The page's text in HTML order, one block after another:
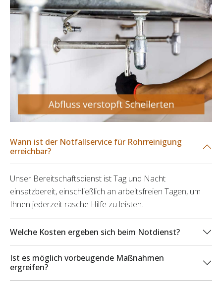
Wann ist der Notfallservice für Rohrreinigung
erreichbar?
Unser Bereitschaftsdienst ist Tag und Nacht
einsatzbereit, einschließlich an arbeitsfreien Tagen, um
Ihnen jederzeit rasche Hilfe zu leisten.
Welche Kosten ergeben sich beim Notdienst?
Ist es möglich vorbeugende Maßnahmen
ergreifen?